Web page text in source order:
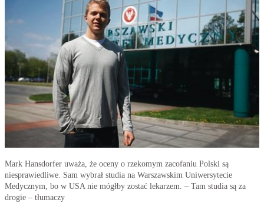
Mark Hansdorfer uważa, że oceny o rzekomym zacofaniu Polski są
niesprawiedliwe. Sam wybrał studia na Warszawskim Uniwersytecie
Medycznym, bo w USA nie mógłby zostać lekarzem. – Tam studia są za
drogie – tłumaczy